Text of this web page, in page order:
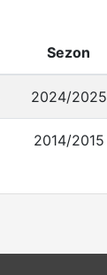
Sezon
2024/2025
2014/2015